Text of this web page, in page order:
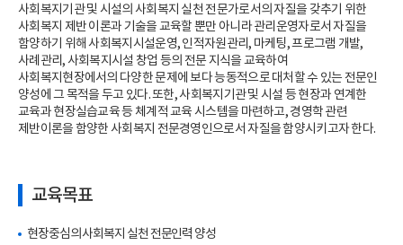
사회복지기관 및 시설의 사회복지 실천 전문가로서의 자질을 갖추기 위한
사회복지 제반 이론과 기술을 교육할 뿐만 아니라 관리운영자로서 자질을
함양하기 위해 사회복지시설운영, 인적자원관리, 마케팅, 프로그램 개발,
사례관리, 사회복지시설 창업 등의 전문 지식을 교육하여
사회복지현장에서의 다양한 문제에 보다 능동적으로 대처할 수 있는 전문인
양성에 그 목적을 두고 있다. 또한, 사회복지기관 및 시설 등 현장과 연계한
교육과 현장실습교육 등 체계적 교육 시스템을 마련하고, 경영학 관련
제반이론을 함양한 사회복지 전문경영인으로서 자질을 함양시키고자 한다.
교육목표
현장중심의 사회복지 실천 전문인력 양성